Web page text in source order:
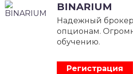
BINARIUM
Надежный
опционам.
обучению.
Регистрация